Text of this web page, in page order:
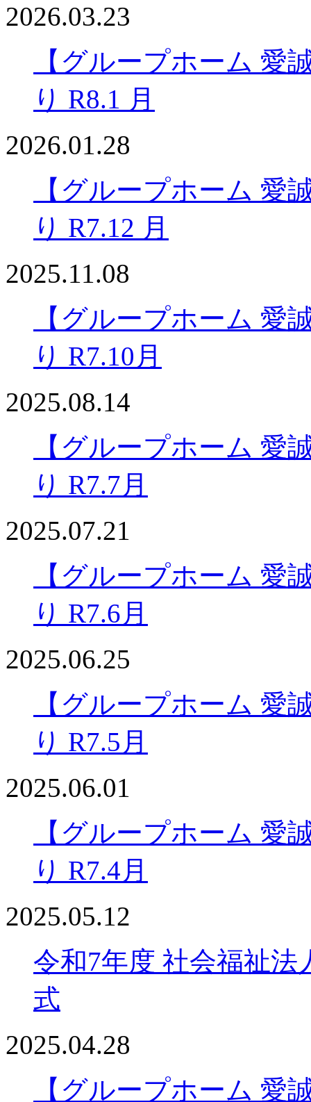
2026.03.23
【グループホーム 愛
り R8.1 月
2026.01.28
【グループホーム 愛
り R7.12 月
2025.11.08
【グループホーム 愛
り R7.10月
2025.08.14
【グループホーム 愛
り R7.7月
2025.07.21
【グループホーム 愛
り R7.6月
2025.06.25
【グループホーム 愛
り R7.5月
2025.06.01
【グループホーム 愛
り R7.4月
2025.05.12
令和7年度 社会福祉法
式
2025.04.28
【グループホーム 愛